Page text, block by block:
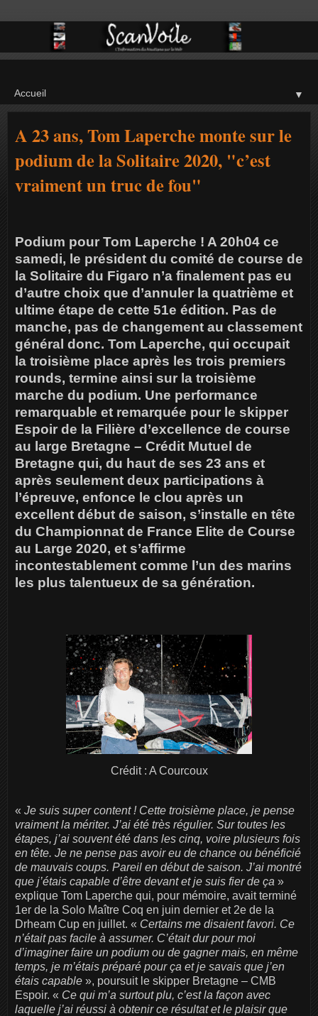
▼
A 23 ans, Tom Laperche monte sur le
podium de la Solitaire 2020, "c’est
vraiment un truc de fou"
Podium pour Tom Laperche ! A 20h04 ce
samedi, le président du comité de course de
la Solitaire du Figaro n’a finalement pas eu
d’autre choix que d’annuler la quatrième et
ultime étape de cette 51e édition. Pas de
manche, pas de changement au classement
général donc. Tom Laperche, qui occupait
la troisième place après les trois premiers
rounds, termine ainsi sur la troisième
marche du podium. Une performance
remarquable et remarquée pour le skipper
Espoir de la Filière d’excellence de course
au large Bretagne – Crédit Mutuel de
Bretagne qui, du haut de ses 23 ans et
après seulement deux participations à
l’épreuve, enfonce le clou après un
excellent début de saison, s’installe en tête
du Championnat de France Elite de Course
au Large 2020, et s’affirme
incontestablement comme l’un des marins
les plus talentueux de sa génération.
Crédit : A Courcoux
« Je suis super content ! Cette troisième place, je pense
vraiment la mériter. J’ai été très régulier. Sur toutes les
étapes, j’ai souvent été dans les cinq, voire plusieurs fois
en tête. Je ne pense pas avoir eu de chance ou bénéficié
de mauvais coups. Pareil en début de saison. J’ai montré
que j’étais capable d’être devant et je suis fier de ça »
explique Tom Laperche qui, pour mémoire, avait terminé
1er de la Solo Maître Coq en juin dernier et 2e de la
Drheam Cup en juillet. « Certains me disaient favori. Ce
n’était pas facile à assumer. C’était dur pour moi
d’imaginer faire un podium ou de gagner mais, en même
temps, je m’étais préparé pour ça et je savais que j’en
étais capable », poursuit le skipper Bretagne – CMB
Espoir. « Ce qui m’a surtout plu, c’est la façon avec
laquelle j’ai réussi à obtenir ce résultat et le plaisir que